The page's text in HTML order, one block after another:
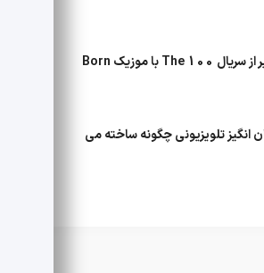
میکس بی نظیر از سریال The 100 با موزیک Born
تلویزیونی چگونه ساخته می